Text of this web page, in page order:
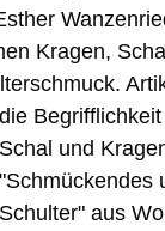
Kragen,
die
Schal und
"Schmückendes
Schulter" aus